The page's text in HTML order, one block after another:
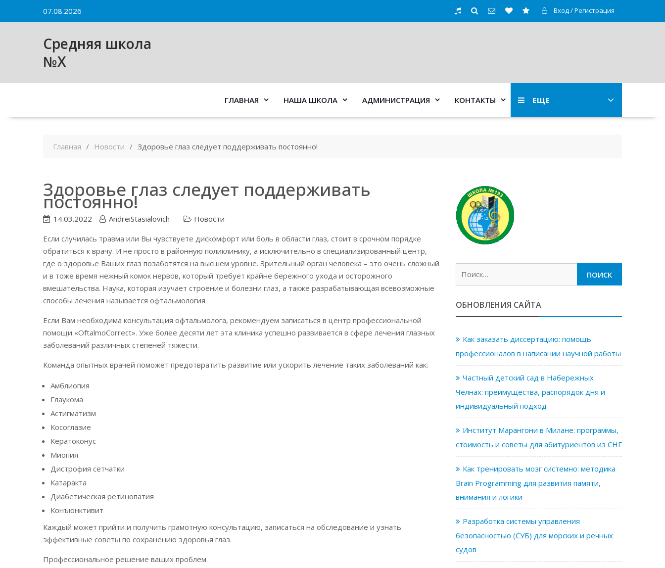
07.08.2026 Вход / Регистрация
Средняя школа
№X
ЕЩЕ
ГЛАВНАЯ НАША ШКОЛА АДМИНИСТРАЦИЯ КОНТАКТЫ
Главная Новости Здоровье глаз следует поддерживать постоянно!
Здоровье глаз следует поддерживать
постоянно!
14.03.2022 AndreiStasialovich
Новости
Если случилась травма или Вы чувствуете дискомфорт или боль в области глаз, стоит в срочном порядке
обратиться к врачу. И не просто в районную поликлинику, а исключительно в специализированный центр,
где о здоровье Ваших глаз позаботятся на высшем уровне. Зрительный орган человека – это очень сложный
и в тоже время нежный комок нервов, который требует крайне бережного ухода и осторожного
вмешательства. Наука, которая изучает строение и болезни глаз, а также разрабатывающая всевозможные
способы лечения называется офтальмология.
Если Вам необходима консультация офтальмолога, рекомендуем записаться в центр профессиональной
помощи «OftalmoCorrect». Уже более десяти лет эта клиника успешно развивается в сфере лечения глазных
заболеваний различных степеней тяжести.
Команда опытных врачей поможет предотвратить развитие или ускорить лечение таких заболеваний как:
Амблиопия
Глаукома
Астигматизм
Косоглазие
Кератоконус
Миопия
Дистрофия сетчатки
Катаракта
Диабетическая ретинопатия
Конъюнктивит
Каждый может прийти и получить грамотную консультацию, записаться на обследование и узнать
эффективные советы по сохранению здоровья глаз.
Профессиональное решение ваших проблем
ОБНОВЛЕНИЯ САЙТА
Как заказать диссертацию: помощь
профессионалов в написании научной работы
Частный детский сад в Набережных
Челнах: преимущества, распорядок дня и
индивидуальный подход
Институт Марангони в Милане: программы,
стоимость и советы для абитуриентов из СНГ
Как тренировать мозг системно: методика
Brain Programming для развития памяти,
внимания и логики
Разработка системы управления
безопасностью (СУБ) для морских и речных
судов